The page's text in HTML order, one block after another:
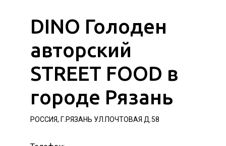
DINO Голоден
авторский
STREET FOOD в
городе Рязань
РОССИЯ, Г.РЯЗАНЬ УЛ.ПОЧТОВАЯ Д.58